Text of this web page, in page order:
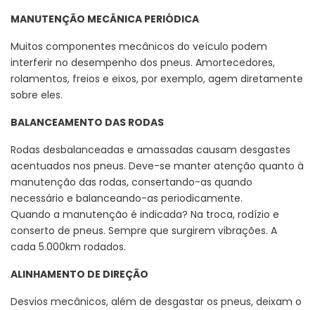
MANUTENÇÃO MECÂNICA PERIÓDICA
Muitos componentes mecânicos do veículo podem
interferir no desempenho dos pneus. Amortecedores,
rolamentos, freios e eixos, por exemplo, agem diretamente
sobre eles.
BALANCEAMENTO DAS RODAS
Rodas desbalanceadas e amassadas causam desgastes
acentuados nos pneus. Deve-se manter atenção quanto à
manutenção das rodas, consertando-as quando
necessário e balanceando-as periodicamente.
Quando a manutenção é indicada? Na troca, rodízio e
conserto de pneus. Sempre que surgirem vibrações. A
cada 5.000km rodados.
ALINHAMENTO DE DIREÇÃO
Desvios mecânicos, além de desgastar os pneus, deixam o